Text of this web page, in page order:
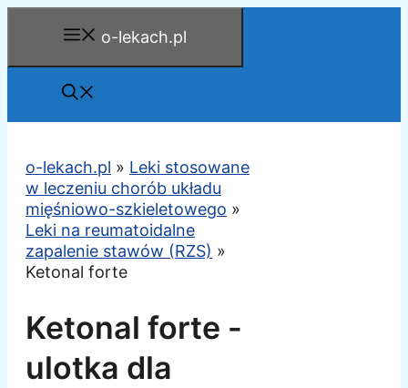
o-lekach.pl
o-lekach.pl » Leki stosowane
w leczeniu chorób układu
mięśniowo-szkieletowego »
Leki na reumatoidalne
zapalenie stawów (RZS) »
Ketonal forte
Ketonal forte -
ulotka dla